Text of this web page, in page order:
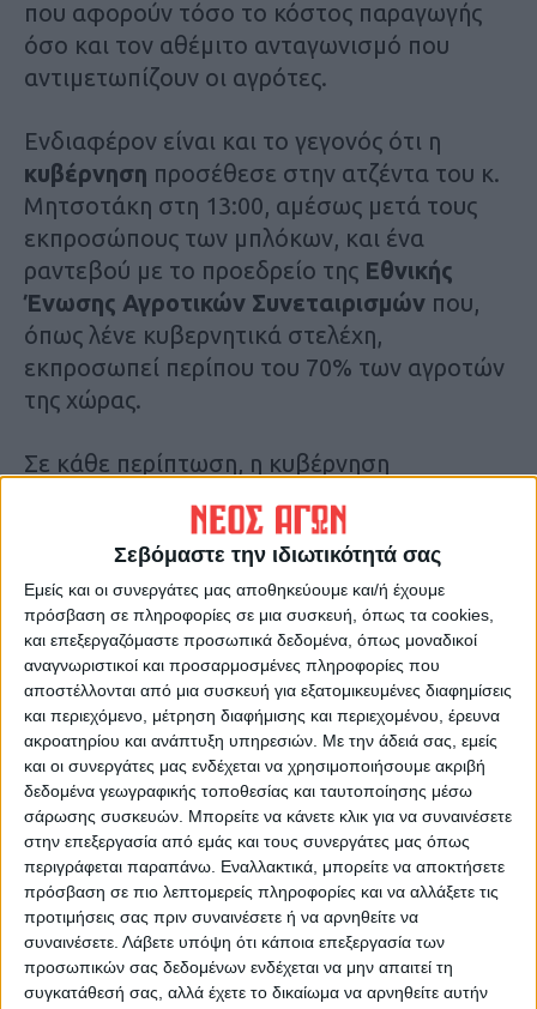
Σεβόμαστε την ιδιωτικότητά σας
Εμείς και οι συνεργάτες μας αποθηκεύουμε και/ή έχουμε
πρόσβαση σε πληροφορίες σε μια συσκευή, όπως τα cookies,
και επεξεργαζόμαστε προσωπικά δεδομένα, όπως μοναδικοί
αναγνωριστικοί και προσαρμοσμένες πληροφορίες που
αποστέλλονται από μια συσκευή για εξατομικευμένες διαφημίσεις
και περιεχόμενο, μέτρηση διαφήμισης και περιεχομένου, έρευνα
ακροατηρίου και ανάπτυξη υπηρεσιών. Με την άδειά σας, εμείς
και οι συνεργάτες μας ενδέχεται να χρησιμοποιήσουμε ακριβή
δεδομένα γεωγραφικής τοποθεσίας και ταυτοποίησης μέσω
σάρωσης συσκευών. Μπορείτε να κάνετε κλικ για να συναινέσετε
στην επεξεργασία από εμάς και τους συνεργάτες μας όπως
περιγράφεται παραπάνω. Εναλλακτικά, μπορείτε να αποκτήσετε
πρόσβαση σε πιο λεπτομερείς πληροφορίες και να αλλάξετε τις
προτιμήσεις σας πριν συναινέσετε ή να αρνηθείτε να
συναινέσετε. Λάβετε υπόψη ότι κάποια επεξεργασία των
προσωπικών σας δεδομένων ενδέχεται να μην απαιτεί τη
συγκατάθεσή σας, αλλά έχετε το δικαίωμα να αρνηθείτε αυτήν
που αφορούν τόσο το κόστος παραγωγής
όσο και τον αθέμιτο ανταγωνισμό που
αντιμετωπίζουν οι αγρότες.
Ενδιαφέρον είναι και το γεγονός ότι η
κυβέρνηση προσέθεσε στην ατζέντα του κ.
Μητσοτάκη στη 13:00, αμέσως μετά τους
εκπροσώπους των μπλόκων, και ένα
ραντεβού με το προεδρείο της Εθνικής
Ένωσης Αγροτικών Συνεταιρισμών που,
όπως λένε κυβερνητικά στελέχη,
εκπροσωπεί περίπου του 70% των αγροτών
της χώρας.
Σε κάθε περίπτωση, η κυβέρνηση
τους αγρότες στη μέση των αιτημάτων τους.
Η πιο εμπροσθοβαρής επιστροφή του ΕΦΚ
στο αγροτικό πετρέλαιο της χρονιάς, σε
ποσοστό 30-40%, έχει πρακτικά
προεξοφληθεί, ενώ θα υπάρξουν και μέτρα
στήριξης για το ρεύμα. Σε αυτό το σημείο,
καίριος είναι ο ρόλος της ΔΕΗ, η οποία
αναμένεται να προσφέρει μεγαλύτερες
εκπτώσεις στους αγρότες στην περιοχή του
15%, ου μην και παραπάνω. Αυτή η
γενναιότερη έκπτωση δεν θα αφορά μόνο
τους αγρότες της Θεσσαλίας και μένει να
φανεί αν θα εκταθεί και στους υπόλοιπους
μήνες του έτους, πέρα από τους
«παραγωγικούς», δηλαδή από Μάιο ως